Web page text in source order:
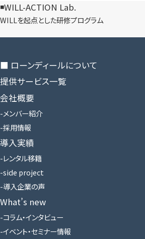
WILL-ACTION Lab.
WILLを​起点とした​研修プログラム
■ ローンディールに​ついて
提供サービス一覧
会社概要
メンバー紹介
採用情報
導入実績
レンタル移籍
side project
導入企業の声
What’s new
コラム・インタビュー
イベント・セミナー情報